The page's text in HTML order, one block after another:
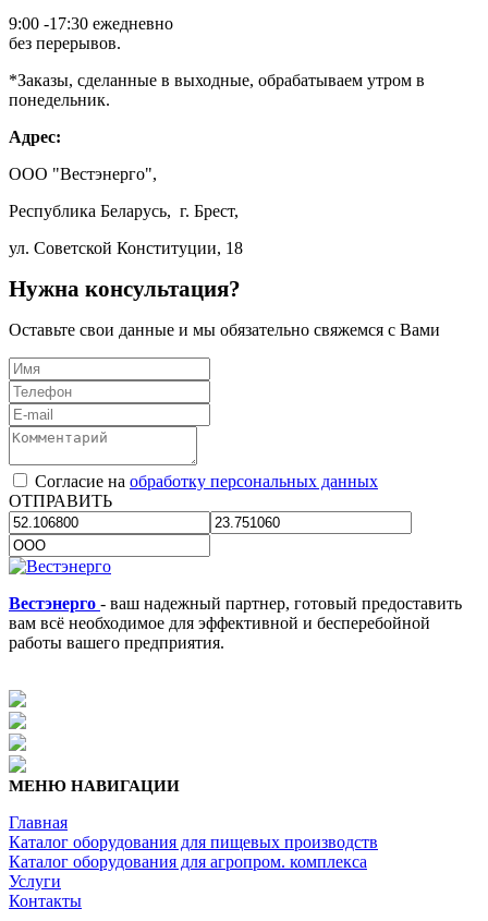
9:00 -17:30 ежедневно
без перерывов.
*Заказы, сделанные в выходные, обрабатываем утром в
понедельник.
Адрес:
ООО "Вестэнерго",
Республика Беларусь, г. Брест,
ул. Советской Конституции, 18
Нужна консультация?
Оставьте свои данные и мы обязательно свяжемся с Вами
Согласие на обработку персональных данных
ОТПРАВИТЬ
Вестэнерго - ваш надежный партнер, готовый предоставить
вам всё необходимое для эффективной и бесперебойной
работы вашего предприятия.
МЕНЮ НАВИГАЦИИ
Главная
Каталог оборудования для пищевых производств
Каталог оборудования для агропром. комплекса
Услуги
Контакты